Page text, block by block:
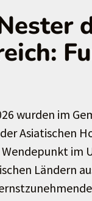
wurden im
Asiatischen
im
Ländern